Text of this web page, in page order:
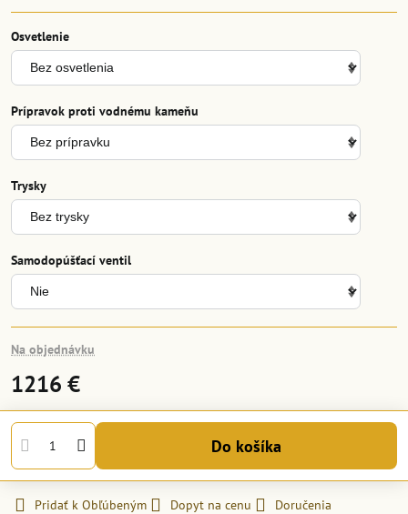
Osvetlenie
Prípravok proti vodnému kameňu
Trysky
Samodopúšťací ventil
Na objednávku
1216 €
Do košíka
Pridať k Obľúbeným Dopyt na cenu
Doručenia